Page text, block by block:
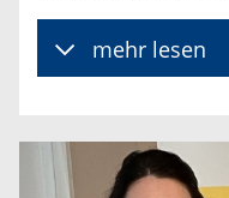
mehr lesen